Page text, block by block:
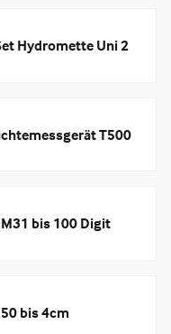
Hydromette Uni 2
T500
bis 100 Digit
bis 4cm